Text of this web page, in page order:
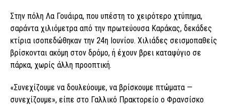
Στην πόλη Λα Γουάιρα, που υπέστη το χειρότερο χτύπημα,
σαράντα χιλιόμετρα από την πρωτεύουσα Καράκας, δεκάδες
κτίρια ισοπεδώθηκαν την 24η Ιουνίου. Χιλιάδες σεισμοπαθείς
βρίσκονται ακόμη στον δρόμο, ή έχουν βρει καταφύγιο σε
πάρκα, χωρίς άλλη προοπτική.
«Συνεχίζουμε να δουλεύουμε, να βρίσκουμε πτώματα —
συνεχίζουμε», είπε στο Γαλλικό Πρακτορείο ο Φρανσίσκο